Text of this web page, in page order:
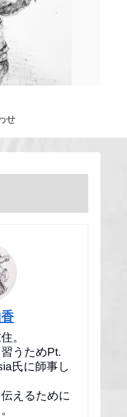
せ
。
うためPt.
氏に師事し
えるために